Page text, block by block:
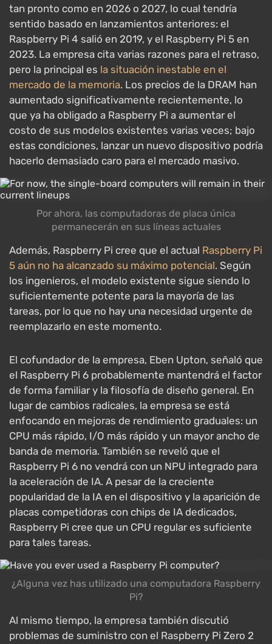
tan pronto como en 2026 o 2027, lo cual tendría
sentido basado en lanzamientos anteriores: el
Raspberry Pi 4 salió en 2019, y el Raspberry Pi 5 en
2023. La empresa cita varias razones para el retraso,
pero la principal es la situación inestable en el
mercado de la memoria. Los precios de la DRAM han
aumentado significativamente recientemente, lo
que ya ha obligado a Raspberry Pi a aumentar el
costo de sus modelos existentes varias veces; bajo
estas condiciones, lanzar un nuevo dispositivo podría
hacerlo demasiado caro para el mercado masivo.
Por ahora, las computadoras de placa única
permanecerán en sus líneas actuales
Además, Raspberry Pi cree que el actual Raspberry Pi
5 aún no ha alcanzado su máximo potencial. Según
los ingenieros, el modelo existente sigue siendo lo
suficientemente potente para la mayoría de las
tareas, por lo que no hay una necesidad urgente de
reemplazarlo en este momento.
El cofundador de la empresa, Eben Upton, señaló que
el Raspberry Pi 6 probablemente mantendrá el factor
de forma familiar y la filosofía de diseño general. En
lugar de cambios radicales, la empresa se está
enfocando en mejoras de rendimiento graduales: un
CPU más rápido, I/O más rápido y un mayor ancho de
banda de memoria. También se reveló que el
Raspberry Pi 6 no vendrá con un NPU integrado para
la aceleración de IA. A pesar de la creciente
popularidad de la IA en el dispositivo y la aparición de
placas competidoras con chips de IA dedicados,
Raspberry Pi cree que un CPU regular es suficiente
para tales tareas.
¿Alguna vez has utilizado una computadora Raspberry
Pi?
Al mismo tiempo, la empresa también discutió
problemas de suministro con el Raspberry Pi Zero 2